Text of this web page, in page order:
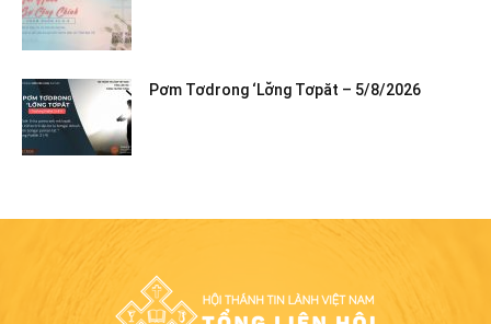
Pơm Tơdrong ‘Lơ̆ng Tơpăt – 5/8/2026